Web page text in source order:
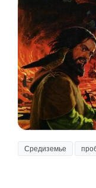
Средиземье